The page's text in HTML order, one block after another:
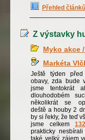
Přehled
Z výstavky
Myko akce
Markéta
Ještě týden
obavy, zda bude
jsme tentokrát
dlouhodobém
několikrát se
deště a houby 2
by si řekly, že teď
jsme celkem
prakticky
také velký zájem